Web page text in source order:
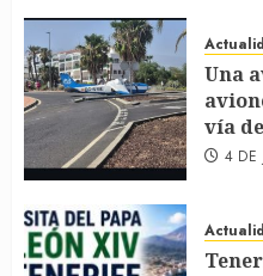
Una
vía
4 DE